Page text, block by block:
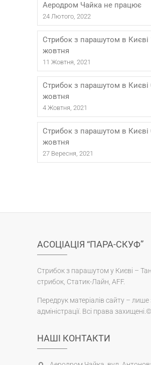
Аеродром Чайка не працює
24 Лютого, 2022
Стрибок з парашутом в Києві
жовтня
11 Жовтня, 2021
Стрибок з парашутом в Києві
жовтня
4 Жовтня, 2021
Стрибок з парашутом в Києві
жовтня
27 Вересня, 2021
АСОЦІАЦІЯ “ПАРА-СКУФ”
Стрибок з парашутом у Києві –
стрибок, Статик-Лайн, AFF.
Передрук матеріалів сайту –
адміністрації. Всі права захищені.©
НАШІ КОНТАКТИ